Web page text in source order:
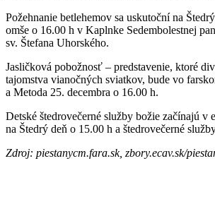
Požehnanie betlehemov sa uskutoční na
omše o 16.00 h v Kaplnke Sedembolestnej
sv. Štefana Uhorského.
Jasličková pobožnosť – predstavenie, ktoré
tajomstva vianočných sviatkov, bude vo
a Metoda 25. decembra o 16.00 h.
Detské štedrovečerné služby božie začínajú v
na Štedrý deň o 15.00 h a štedrovečerné
Zdroj: piestanycm.fara.sk, zbory.ecav.sk/